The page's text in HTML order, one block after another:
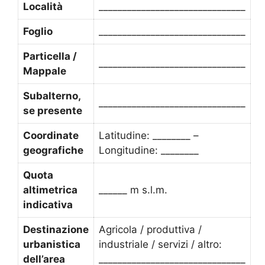
Località
Foglio
Particella /
Mappale
Subalterno,
se presente
Coordinate
geografiche
Latitudine: ________ –
Longitudine: ________
Quota
altimetrica
indicativa
______ m s.l.m.
Destinazione
urbanistica
dell’area
Agricola / produttiva /
industriale / servizi / altro: